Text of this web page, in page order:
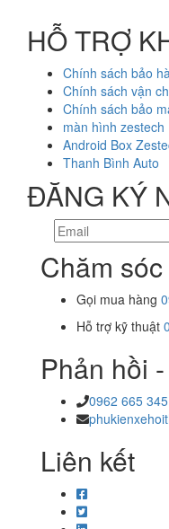
HỖ TRỢ
Chính sách bảo
Chính sách vận
Chính sách bảo
màn hình zestech
Android Box
Thanh Bình Auto
ĐĂNG KÝ
Chăm
Gọi mua hàng
Hỗ trợ kỹ thuật
Phản hồi
0962 665 345
Liên kết